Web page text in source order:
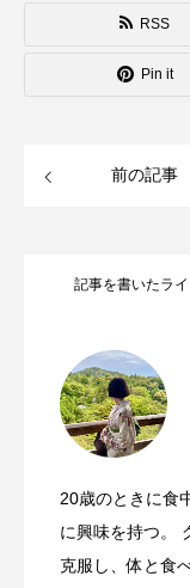
RSS
Pin it
前の記事
記事を書いたラ
20歳のときに食
に興味を持つ。
克服し、体と食
2025.05.25
2025.05.09
2025.05.04